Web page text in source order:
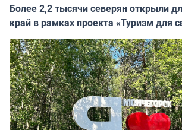
Более 2,2 тысячи северян открыли
край в рамках проекта «Туризм для